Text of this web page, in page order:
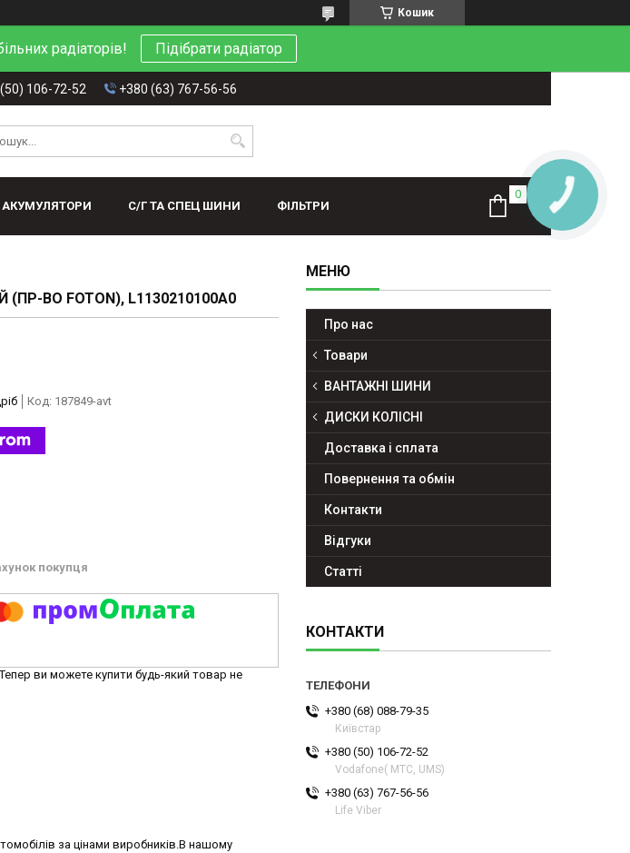
Кошик
радіаторів! Підібрати радіатор
106-72-52 +380 (63) 767-56-56
АКУМУЛЯТОРИ С/Г ТА СПЕЦ ШИНИ ФІЛЬТРИ
ВО FOTON), L1130210100A0
Код: 187849-avt
покупця
ви можете купити будь-який товар не
за цінами виробників.В нашому
Про нас
Товари
ВАНТАЖНІ ШИНИ
ДИСКИ КОЛІСНІ
Доставка і сплата
Повернення та обмін
Контакти
Відгуки
Статті
КОНТАКТИ
+380 (68) 088-79-35
Київстар
+380 (50) 106-72-52
Vodafone( МТС, UMS)
+380 (63) 767-56-56
Life Viber
КНОПКА
ЗВ'ЯЗКУ